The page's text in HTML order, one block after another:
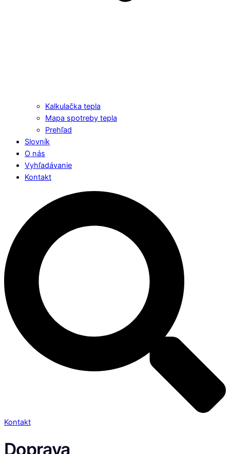
Kalkulačka tepla
Mapa spotreby tepla
Prehľad
Slovník
O nás
Vyhľadávanie
Kontakt
Kontakt
Doprava